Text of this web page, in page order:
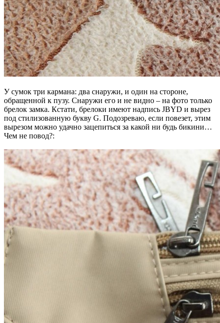
У сумок три кармана: два снаружи, и один на стороне,
обращенной к пузу. Снаружи его и не видно – на фото только
брелок замка. Кстати, брелоки имеют надпись JBYD и вырез
под стилизованную букву G. Подозреваю, если повезет, этим
вырезом можно удачно зацепиться за какой ни будь бикини…
Чем не повод?: